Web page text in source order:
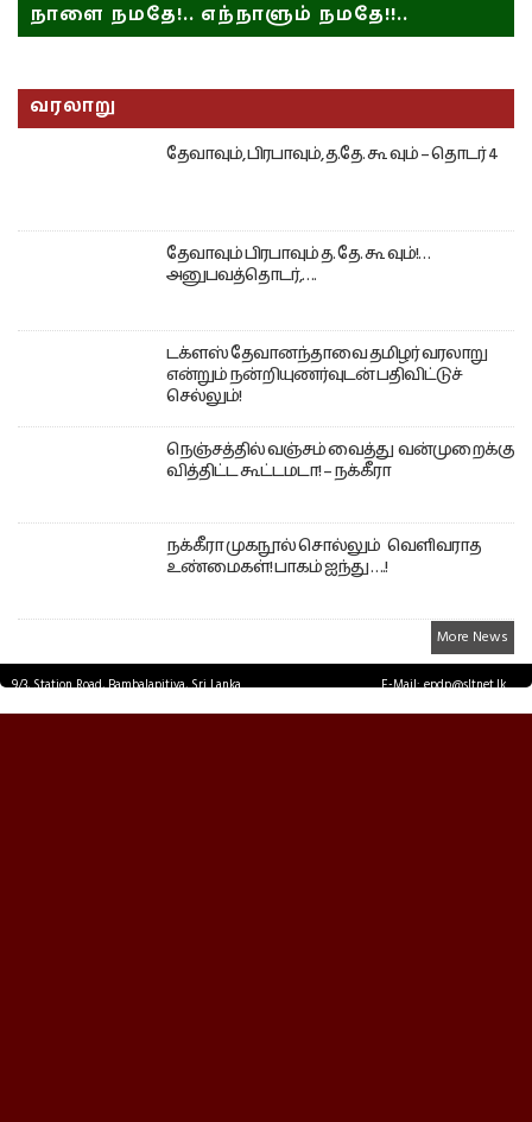
நாளை நமதே!.. எந்நாளும் நமதே!!..
வரலாறு
தேவாவும், பிரபாவும், த.தே. கூ வும் – தொடர் 4
தேவாவும் பிரபாவும் த. தே. கூ வும்!…
அனுபவத்தொடர்,….
டக்ளஸ் தேவானந்தாவை தமிழர் வரலாறு
என்றும் நன்றியுணர்வுடன் பதிவிட்டுச்
செல்லும்!
நெஞ்சத்தில் வஞ்சம் வைத்து வன்முறைக்கு
வித்திட்ட கூட்டமடா! – நக்கீரா
நக்கீரா முகநூல் சொல்லும் வெளிவராத
உண்மைகள்! பாகம் ஐந்து ….!
More News
9/3, Station Road, Bambalapitiya, Sri Lanka.
E-Mail: epdp@sltnet.lk